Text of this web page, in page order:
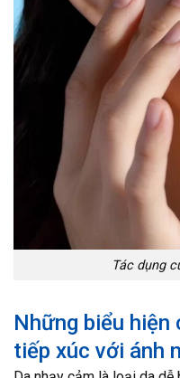
Tác dụng
Những biểu hiện
tiếp xúc với ánh